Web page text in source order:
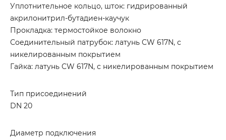
Уплотнительное кольцо, шток: гидрированный
акрилонитрил-бутадиен-каучук
Прокладка: термостойкое волокно
Соединительный патрубок: латунь CW 617N, с
никелированным покрытием
Гайка: латунь CW 617N, с никелированным покрытием
Тип присоединений
DN 20
Диаметр подключения